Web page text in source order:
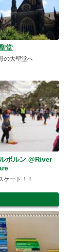
堂
の大聖堂へ
ボルン @River
ケート！！